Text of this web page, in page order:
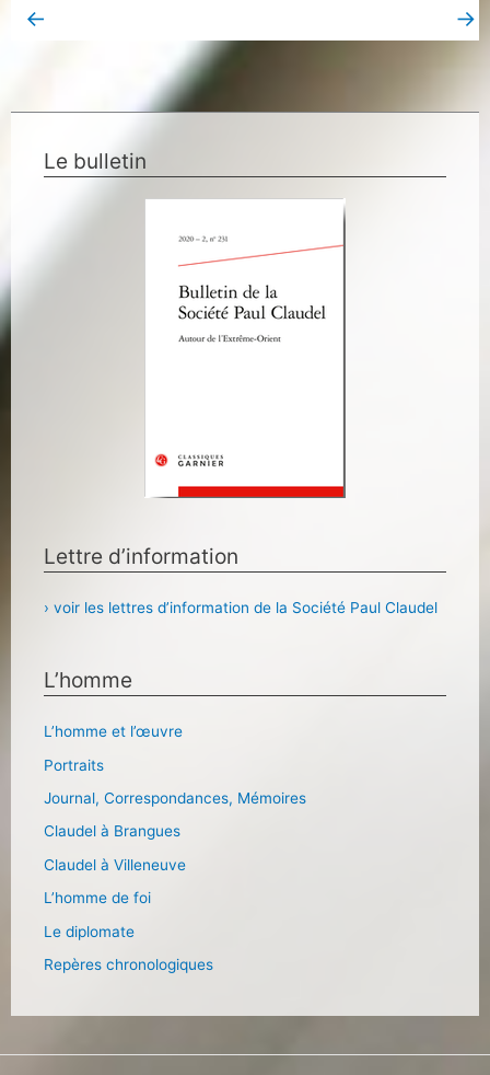
← →
Le bulletin
Lettre d’information
› voir les lettres d’information de la Société Paul Claudel
L’homme
L’homme et l’œuvre
Portraits
Journal, Correspondances, Mémoires
Claudel à Brangues
Claudel à Villeneuve
L’homme de foi
Le diplomate
Repères chronologiques